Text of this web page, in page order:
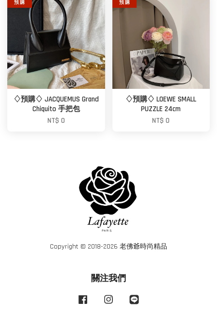
預 購
♢預購♢ JACQUEMUS Grand
Chiquito 手把包
NT$ 0
預 購
♢預購♢ LOEWE SMALL
PUZZLE 24cm
NT$ 0
Copyright © 2018-2026 老佛爺時尚精品
關注我們
Facebook Instagram